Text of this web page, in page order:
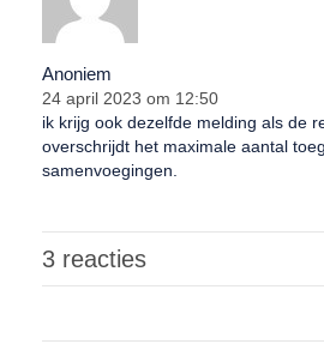
Anoniem
24 april 2023 om 12:50
ik krijg ook dezelfde melding als de
overschrijdt het maximale aantal
samenvoegingen.
3 reacties